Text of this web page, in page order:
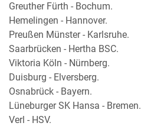
Greuther Fürth - Bochum.
Hemelingen - Hannover.
Preußen Münster - Karlsruhe.
Saarbrücken - Hertha BSC.
Viktoria Köln - Nürnberg.
Duisburg - Elversberg.
Osnabrück - Bayern.
Lüneburger SK Hansa - Bremen.
Verl - HSV.